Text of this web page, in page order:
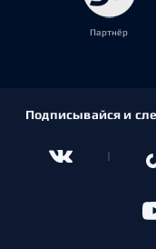
Партнёр
Подписывайся и